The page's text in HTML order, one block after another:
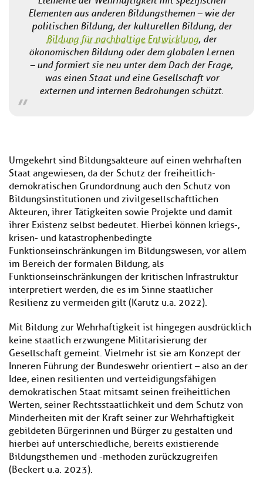
Elementen aus anderen Bildungsthemen – wie der
politischen Bildung, der kulturellen Bildung, der
Bildung für nachhaltige Entwicklung, der
ökonomischen Bildung oder dem globalen Lernen
– und formiert sie neu unter dem Dach der Frage,
was einen Staat und eine Gesellschaft vor
externen und internen Bedrohungen schützt.
Umgekehrt sind Bildungsakteure auf einen wehrhaften
Staat angewiesen, da der Schutz der freiheitlich-
demokratischen Grundordnung auch den Schutz von
Bildungsinstitutionen und zivilgesellschaftlichen
Akteuren, ihrer Tätigkeiten sowie Projekte und damit
ihrer Existenz selbst bedeutet. Hierbei können kriegs-,
krisen- und katastrophenbedingte
Funktionseinschränkungen im Bildungswesen, vor allem
im Bereich der formalen Bildung, als
Funktionseinschränkungen der kritischen Infrastruktur
interpretiert werden, die es im Sinne staatlicher
Resilienz zu vermeiden gilt (Karutz u.a. 2022).
Mit Bildung zur Wehrhaftigkeit ist hingegen ausdrücklich
keine staatlich erzwungene Militarisierung der
Gesellschaft gemeint. Vielmehr ist sie am Konzept der
Inneren Führung der Bundeswehr orientiert – also an der
Idee, einen resilienten und verteidigungsfähigen
demokratischen Staat mitsamt seinen freiheitlichen
Werten, seiner Rechtsstaatlichkeit und dem Schutz von
Minderheiten mit der Kraft seiner zur Wehrhaftigkeit
gebildeten Bürgerinnen und Bürger zu gestalten und
hierbei auf unterschiedliche, bereits existierende
Bildungsthemen und -methoden zurückzugreifen
(Beckert u.a. 2023).